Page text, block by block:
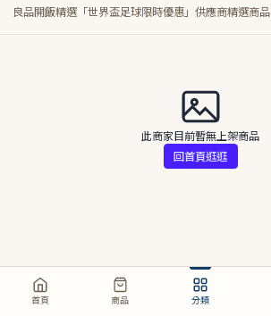
首頁 商品 分類
良品開飯精選「世界盃足球限時優惠」供應商精選商品
此商家目前暫無上架商品
回首頁逛逛